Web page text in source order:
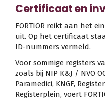
Certificaat en
FORTIOR reikt aan het
uit. Op het certificaat
ID-nummers vermeld.
Voor sommige registers
zoals bij NIP K&J / NVO
Paramedici, KNGF,
Registerplein, voert